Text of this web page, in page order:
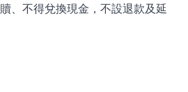
贖、不得兌換現金，不設退款及延